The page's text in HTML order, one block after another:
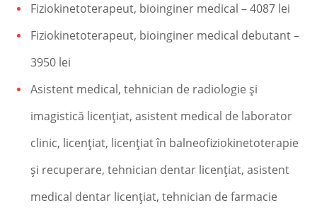
Fiziokinetoterapeut, bioinginer medical – 4087 lei
Fiziokinetoterapeut, bioinginer medical debutant –
3950 lei
Asistent medical, tehnician de radiologie şi
imagistică licenţiat, asistent medical de laborator
clinic, licenţiat, licenţiat în balneofiziokinetoterapie
şi recuperare, tehnician dentar licenţiat, asistent
medical dentar licenţiat, tehnician de farmacie